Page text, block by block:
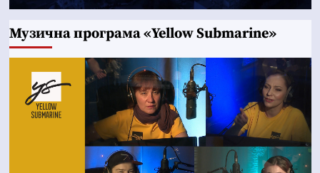
Музична програма «Yellow Submarine»